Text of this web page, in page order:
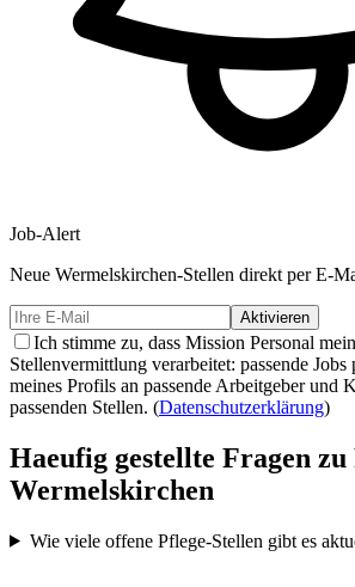
Job-Alert
Neue Wermelskirchen-Stellen direkt per E-
Aktivieren
Ich stimme zu, dass Mission Personal
Stellenvermittlung verarbeitet: passende
meines Profils an passende Arbeitgeber und
passenden Stellen. (Datenschutzerklärung)
Haeufig gestellte Fragen zu
Wermelskirchen
Wie viele offene Pflege-Stellen gibt es